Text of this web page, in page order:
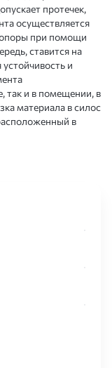
протечек,
осуществляется
при помощи
ставится на
и
так и в помещении, в
материала в силос
в
и помп,
емкости при
смешиванию
сухих и готовых